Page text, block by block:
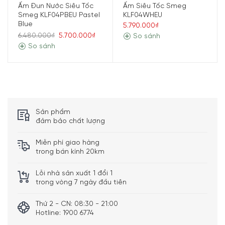
Nắp ấm chỉ cần nhấn nút tròn trên đỉnh để mở.
Các cách pha trà khác nhau yêu cầu nhiệt độ khác nhau.
Ấm Đun Nước Siêu Tốc
Smeg KLF04PBEU Pastel
Blue
6.480.000₫ 5.700.000₫
So sánh
Ấm Siêu Tốc Smeg
KLF04WHEU
5.790.000₫
So sánh
Sản phẩm
đảm bảo chất lượng
Miễn phí giao hàng
trong bán kính 20km
Lỗi nhà sản xuất 1 đổi 1
trong vòng 7 ngày đầu tiên
Thứ 2 - CN: 08:30 - 21:00
Hotline: 1900 6774